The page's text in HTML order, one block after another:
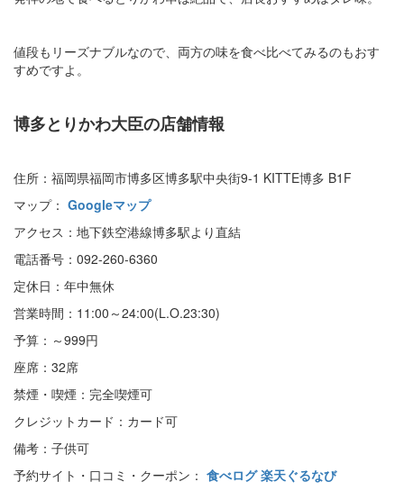
値段もリーズナブルなので、両方の味を食べ比べてみるのもおす
すめですよ。
博多とりかわ大臣の店舗情報
住所：福岡県福岡市博多区博多駅中央街9-1 KITTE博多 B1F
マップ： Googleマップ
アクセス：地下鉄空港線博多駅より直結
電話番号：092-260-6360
定休日：年中無休
営業時間：11:00～24:00(L.O.23:30)
予算：～999円
座席：32席
禁煙・喫煙：完全喫煙可
クレジットカード：カード可
備考：子供可
予約サイト・口コミ・クーポン： 食べログ楽天ぐるなび